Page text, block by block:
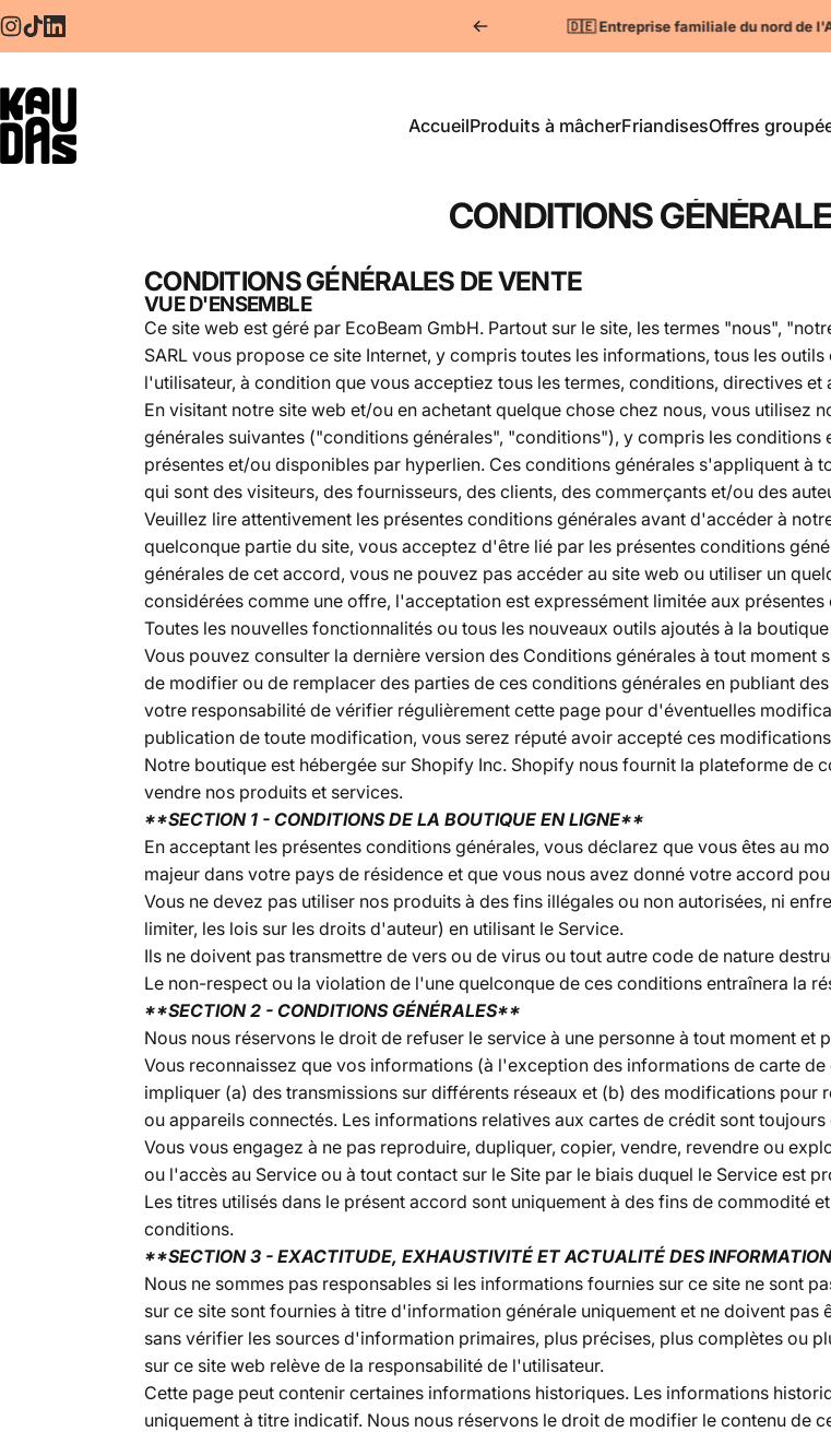
Aller directement au contenu
100% naturel 🌱
Kaudas AccueilProduits à mâcherFriandisesOffres
CONDITIONS
CONDITIONS GÉNÉRALES DE VENTE
VUE D'ENSEMBLE
Ce site web est géré par EcoBeam GmbH. Partout sur le site, les termes "nous",
SARL vous propose ce site Internet, y compris toutes les informations, tous les
l'utilisateur, à condition que vous acceptiez tous les termes, conditions, directives et
En visitant notre site web et/ou en achetant quelque chose chez nous, vous
générales suivantes ("conditions générales", "conditions"), y compris les conditions
présentes et/ou disponibles par hyperlien. Ces conditions générales s'appliquent à
qui sont des visiteurs, des fournisseurs, des clients, des commerçants et/ou des
Veuillez lire attentivement les présentes conditions générales avant d'accéder à
quelconque partie du site, vous acceptez d'être lié par les présentes conditions
générales de cet accord, vous ne pouvez pas accéder au site web ou utiliser un
considérées comme une offre, l'acceptation est expressément limitée aux
Toutes les nouvelles fonctionnalités ou tous les nouveaux outils ajoutés à la
Vous pouvez consulter la dernière version des Conditions générales à tout moment
de modifier ou de remplacer des parties de ces conditions générales en publiant
votre responsabilité de vérifier régulièrement cette page pour d'éventuelles
publication de toute modification, vous serez réputé avoir accepté ces
Notre boutique est hébergée sur Shopify Inc. Shopify nous fournit la plateforme de
vendre nos produits et services.
**SECTION 1 - CONDITIONS DE LA BOUTIQUE EN LIGNE**
En acceptant les présentes conditions générales, vous déclarez que vous êtes au
majeur dans votre pays de résidence et que vous nous avez donné votre accord
Vous ne devez pas utiliser nos produits à des fins illégales ou non autorisées, ni
limiter, les lois sur les droits d'auteur) en utilisant le Service.
Ils ne doivent pas transmettre de vers ou de virus ou tout autre code de nature
Le non-respect ou la violation de l'une quelconque de ces conditions entraînera la
**SECTION 2 - CONDITIONS GÉNÉRALES**
Nous nous réservons le droit de refuser le service à une personne à tout moment et
Vous reconnaissez que vos informations (à l'exception des informations de carte
impliquer (a) des transmissions sur différents réseaux et (b) des modifications
ou appareils connectés. Les informations relatives aux cartes de crédit sont
Vous vous engagez à ne pas reproduire, dupliquer, copier, vendre, revendre ou
ou l'accès au Service ou à tout contact sur le Site par le biais duquel le Service est
Les titres utilisés dans le présent accord sont uniquement à des fins de commodité
conditions.
**SECTION 3 - EXACTITUDE, EXHAUSTIVITÉ ET ACTUALITÉ DES
Nous ne sommes pas responsables si les informations fournies sur ce site ne sont
sur ce site sont fournies à titre d'information générale uniquement et ne doivent
sans vérifier les sources d'information primaires, plus précises, plus complètes ou
sur ce site web relève de la responsabilité de l'utilisateur.
Cette page peut contenir certaines informations historiques. Les informations
uniquement à titre indicatif. Nous nous réservons le droit de modifier le contenu de